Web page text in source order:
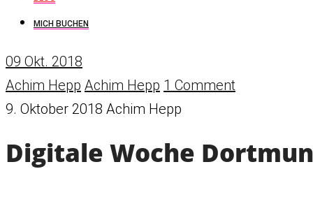
MICH BUCHEN
09 Okt. 2018
Achim Hepp Achim Hepp 1 Comment
9. Oktober 2018 Achim Hepp
Digitale Woche